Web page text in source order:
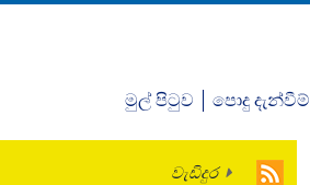
මුල් පිටුව පොදු දැන්වීම්
වැඩිදුර